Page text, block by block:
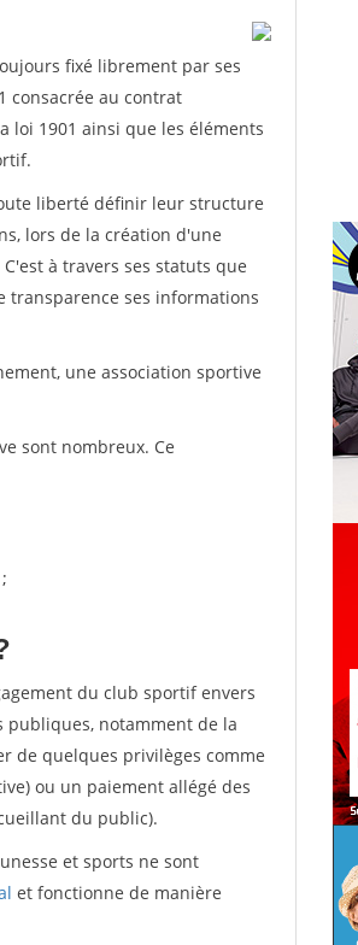
fixé librement par ses
consacrée au contrat
loi 1901 ainsi que les éléments
liberté définir leur structure
lors de la création d'une
à travers ses statuts que
transparence ses informations
une association sportive
sont nombreux. Ce
du club sportif envers
publiques, notamment de la
de quelques privilèges comme
ou un paiement allégé des
du public).
et sports ne sont
et fonctionne de manière